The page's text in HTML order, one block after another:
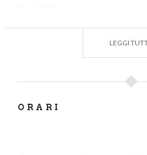
secoli di nuovi edifici, cicli
disperso in seguito alla
lungo intervento di recupero
LEGGI
ORARI